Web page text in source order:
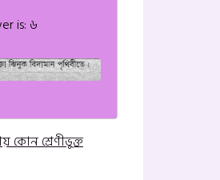
is: ৬
কোন শ্রেণীভুক্ত